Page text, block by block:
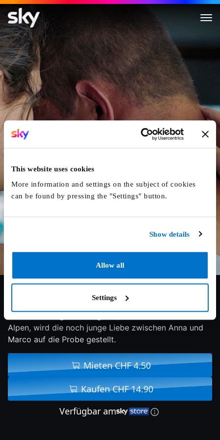
This website uses cookies
More information and settings on the subject of cookies
can be found by pressing the "Settings" button.
Show details
Allow all
Settings
Drii Winter
In einem entlegenen Bergdorf, hoch in den Schweizer
Alpen, wird die noch junge Liebe zwischen Anna und
Marco auf die Probe gestellt.
Mieten CHF 4.50
Kaufen CHF 14.90
Verfügbar am